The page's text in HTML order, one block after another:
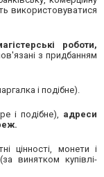
використовуватися
роботи,
з придбанням
і подібне).
і подібне), адреси
цінності, монети і
винятком купівлі-